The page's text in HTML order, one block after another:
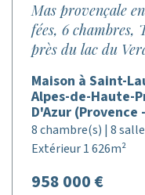
Mas provençale
fées, 6 chambres,
près du lac du
Maison à Saint-
Alpes-de-Haute-
D'Azur (Provence
8 chambre(s) | 8
Extérieur 1 626m²
958 000 €